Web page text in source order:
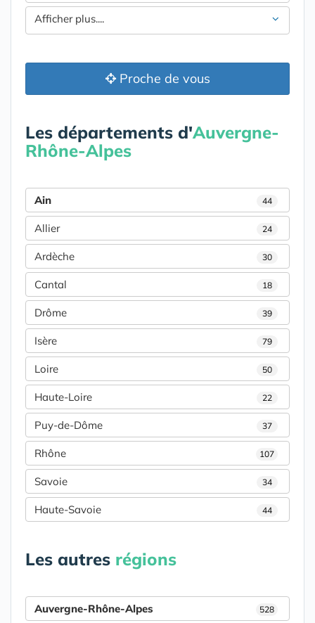
Afficher plus....
Proche de vous
Les départements d'Auvergne-
Rhône-Alpes
Ain 44
Allier 24
Ardèche 30
Cantal 18
Drôme 39
Isère 79
Loire 50
Haute-Loire 22
Puy-de-Dôme 37
Rhône 107
Savoie 34
Haute-Savoie 44
Les autres régions
Auvergne-Rhône-Alpes 528